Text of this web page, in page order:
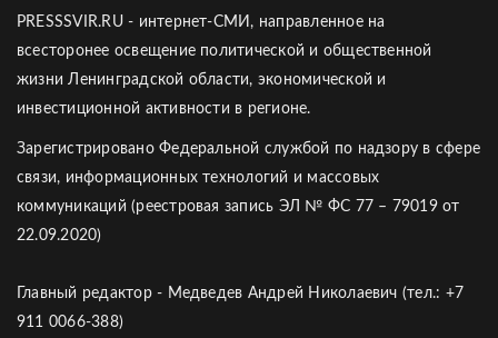
PRESSSVIR.RU - интернет-СМИ, направленное на
всесторонее освещение политической и общественной
жизни Ленинградской области, экономической и
инвестиционной активности в регионе.
Зарегистрировано Федеральной службой по надзору в сфере
связи, информационных технологий и массовых
коммуникаций (реестровая запись ЭЛ № ФС 77 – 79019 от
22.09.2020)
Главный редактор - Медведев Андрей Николаевич (тел.: +7
911 0066-388)